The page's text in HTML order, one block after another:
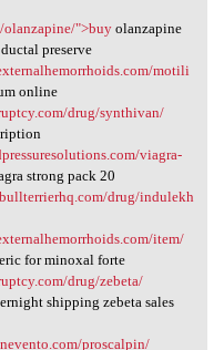
">buyolanzapine
preserve
motili
online
drug/synthivan/
viagra-
strong pack 20
drug/indulekh
item/
for minoxal forte
drug/zebeta/
shipping zebeta sales
proscalpin/